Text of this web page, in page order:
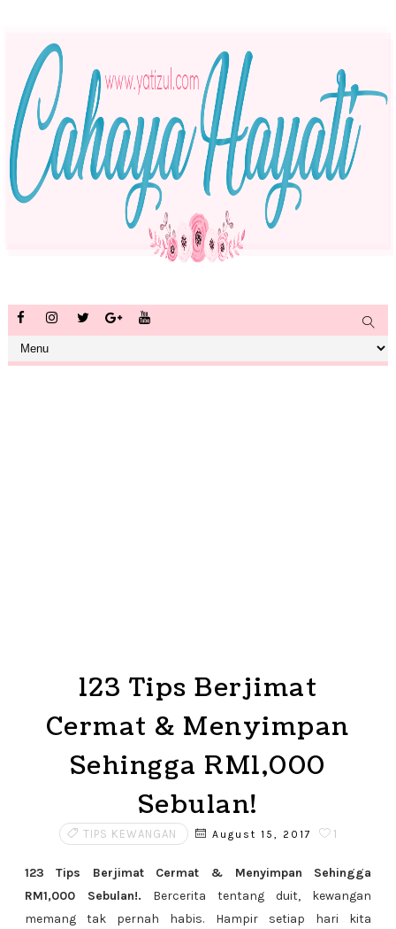
123 Tips Berjimat
Cermat & Menyimpan
Sehingga RM1,000
Sebulan!
TIPS KEWANGAN August 15, 2017 1
123 Tips Berjimat Cermat & Menyimpan Sehingga
RM1,000 Sebulan!. Bercerita tentang duit, kewangan
memang tak pernah habis. Hampir setiap hari kita